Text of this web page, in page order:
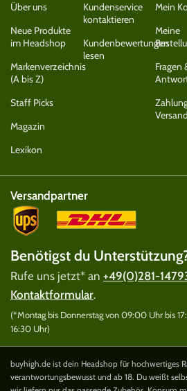
Über uns
Neue Produkte
im Headshop
Markenverzeichnis
(A bis Z)
Staff Picks
Magazin
Lexikon
Kundenservice
kontaktieren
Kundenbewertungen
lesen
Mein
Meine
Fragen
Versand
Versandpartner
Benötigst du
Rufe uns jetzt* an +49(0)281-
Kontaktformular.
(*Montag bis Donnerstag von 09:00 Uhr bis
16:30 Uhr)
buyhigh.de ist dein Headshop für hochwertiges
verantwortungsbewusst und ab 18. Du weißt